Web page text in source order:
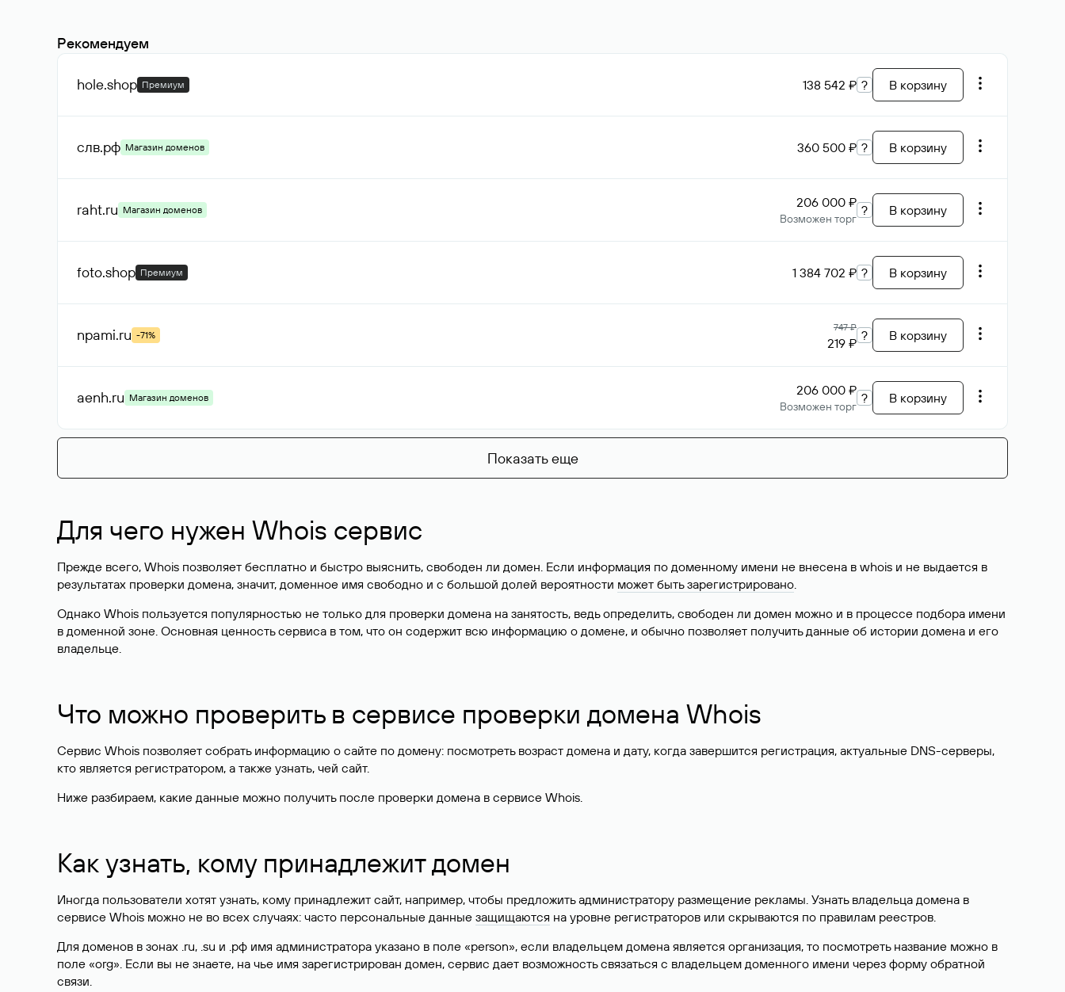
Рекомендуем
hole.shop Премиум 138 542 ₽ ? В корзину
слв.рф Магазин доменов 360 500 ₽ ? В корзину
raht.ru Магазин доменов 206 000 ₽
Возможен торг
? В корзину
foto.shop Премиум 1 384 702 ₽ ? В корзину
npami.ru -71%
747 ₽
219 ₽ ? В корзину
aenh.ru Магазин доменов 206 000 ₽
Возможен торг
? В корзину
Показать еще
Для чего нужен Whois сервис
Прежде всего, Whois позволяет бесплатно и быстро выяснить, свободен ли домен. Если информация по доменному имени не внесена в whois и не выдается в
результатах проверки домена, значит, доменное имя свободно и с большой долей вероятности может быть зарегистрировано.
Однако Whois пользуется популярностью не только для проверки домена на занятость, ведь определить, свободен ли домен можно и в процессе подбора имени
в доменной зоне. Основная ценность сервиса в том, что он содержит всю информацию о домене, и обычно позволяет получить данные об истории домена и его
владельце.
Что можно проверить в сервисе проверки домена Whois
Сервис Whois позволяет собрать информацию о сайте по домену: посмотреть возраст домена и дату, когда завершится регистрация, актуальные DNS-серверы,
кто является регистратором, а также узнать, чей сайт.
Ниже разбираем, какие данные можно получить после проверки домена в сервисе Whois.
Как узнать, кому принадлежит домен
Иногда пользователи хотят узнать, кому принадлежит сайт, например, чтобы предложить администратору размещение рекламы. Узнать владельца домена в
сервисе Whois можно не во всех случаях: часто персональные данные защищаются на уровне регистраторов или скрываются по правилам реестров.
Для доменов в зонах .ru, .su и .рф имя администратора указано в поле «person», если владельцем домена является организация, то посмотреть название можно в
поле «org». Если вы не знаете, на чье имя зарегистрирован домен, сервис дает возможность связаться с владельцем доменного имени через форму обратной
связи.